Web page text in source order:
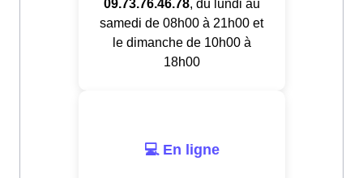
09.73.76.46.78, du lundi au
samedi de 08h00 à 21h00 et
le dimanche de 10h00 à
18h00
💻 En ligne